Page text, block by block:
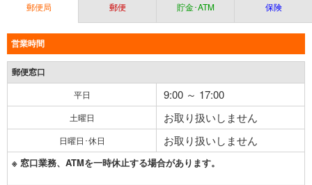
郵便局 郵便 貯金･ATM 保険
営業時間
郵便窓口
平日 9:00 ～ 17:00
土曜日 お取り扱いしません
日曜日･休日 お取り扱いしません
※ 窓口業務、ATMを一時休止する場合があります。